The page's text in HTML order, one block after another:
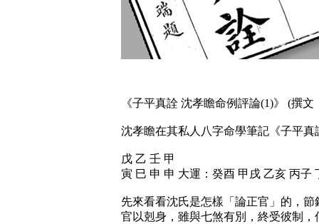
《子平真詮 沈孝瞻命例評論(1)》 (撰文
沈孝瞻在其私人八字命學筆記《子平
戊 乙 壬 甲
寅 巳 申 申 大運：癸酉 甲戌 乙亥 丙子
先來看看沈氏是怎樣「論正官」的，
官以剋身，雖與七煞有別，終受彼制